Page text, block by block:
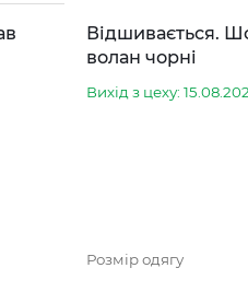
Відшивається.
волан чорні
Вихід з цеху:
Розмір одягу